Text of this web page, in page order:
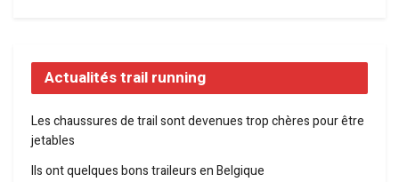
Actualités trail running
Les chaussures de trail sont devenues trop chères pour être
jetables
Ils ont quelques bons traileurs en Belgique